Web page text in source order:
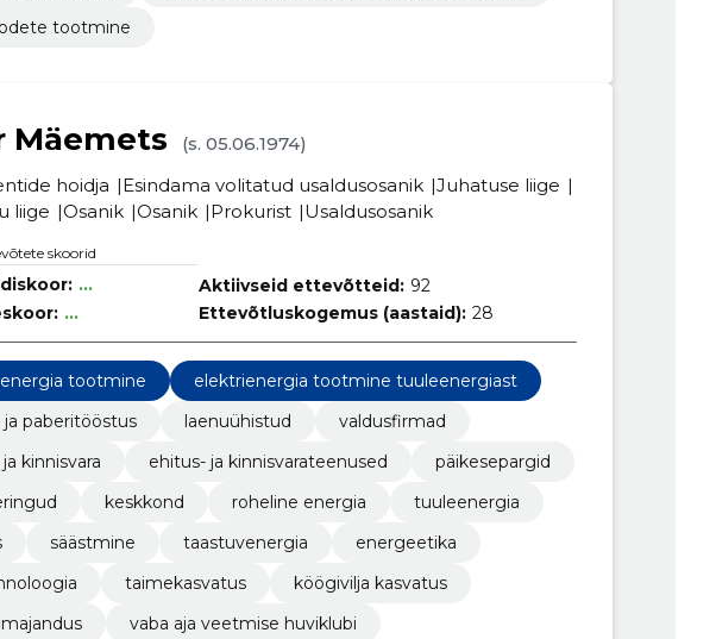
tootmine
Mäemets
(s. 05.06.1974)
hoidja
Esindama volitatud usaldusosanik Juhatuse liige
liige
Osanik Osanik Prokurist Usaldusosanik
skoorid
...
...
Aktiivseid ettevõtteid: 92
Ettevõtluskogemus (aastaid): 28
tootmine
elektrienergia tootmine tuuleenergiast
ja paberitööstus
laenuühistud
valdusfirmad
kinnisvara
ehitus- ja kinnisvarateenused
päikesepargid
keskkond roheline energia
tuuleenergia
säästmine taastuvenergia
energeetika
taimekasvatus
köögivilja kasvatus
vaba aja veetmise huviklubi